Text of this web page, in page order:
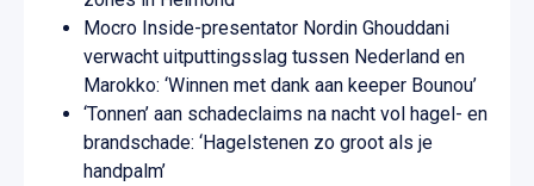
Mocro Inside-presentator Nordin Ghouddani
verwacht uitputtingsslag tussen Nederland en
Marokko: ‘Winnen met dank aan keeper Bounou’
‘Tonnen’ aan schadeclaims na nacht vol hagel- en
brandschade: ‘Hagelstenen zo groot als je
handpalm’